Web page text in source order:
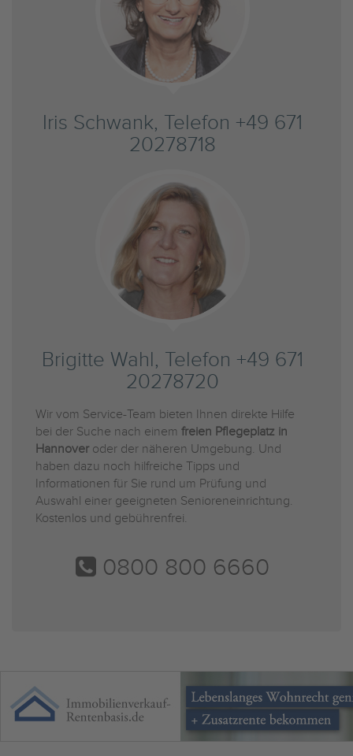
Iris Schwank, Telefon +49 671
20278718
Brigitte Wahl, Telefon +49 671
20278720
Wir vom Service-Team bieten Ihnen direkte Hilfe
bei der Suche nach einem freien Pflegeplatz in
Hannover oder der näheren Umgebung. Und
haben dazu noch hilfreiche Tipps und
Informationen für Sie rund um Prüfung und
Auswahl einer geeigneten Senioreneinrichtung.
Kostenlos und gebührenfrei.
0800 800 6660